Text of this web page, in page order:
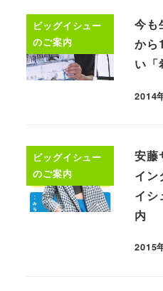
ビッグイシュー
のご案内
今も
から
い「
2014
ビッグイシュー
のご案内
安藤
イン
イシ
内
2015